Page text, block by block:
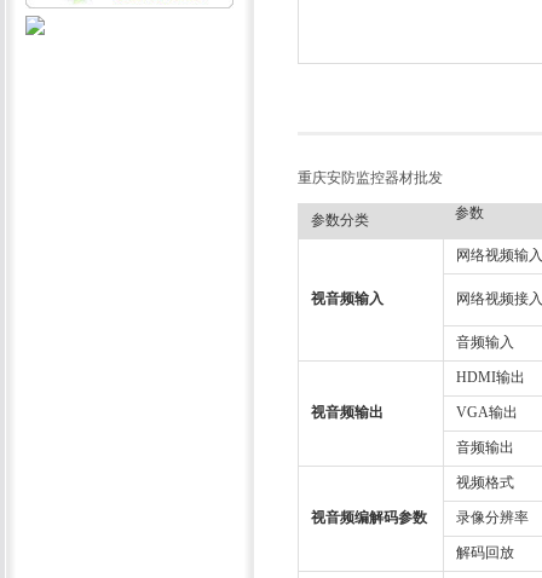
重庆安防监控器材批发
参数分类 参数
视音频输入
网络视频输入
网络视频接
音频输入
视音频输出
HDMI输出
VGA输出
音频输出
视音频编解码参数
视频格式
录像分辨率
解码回放